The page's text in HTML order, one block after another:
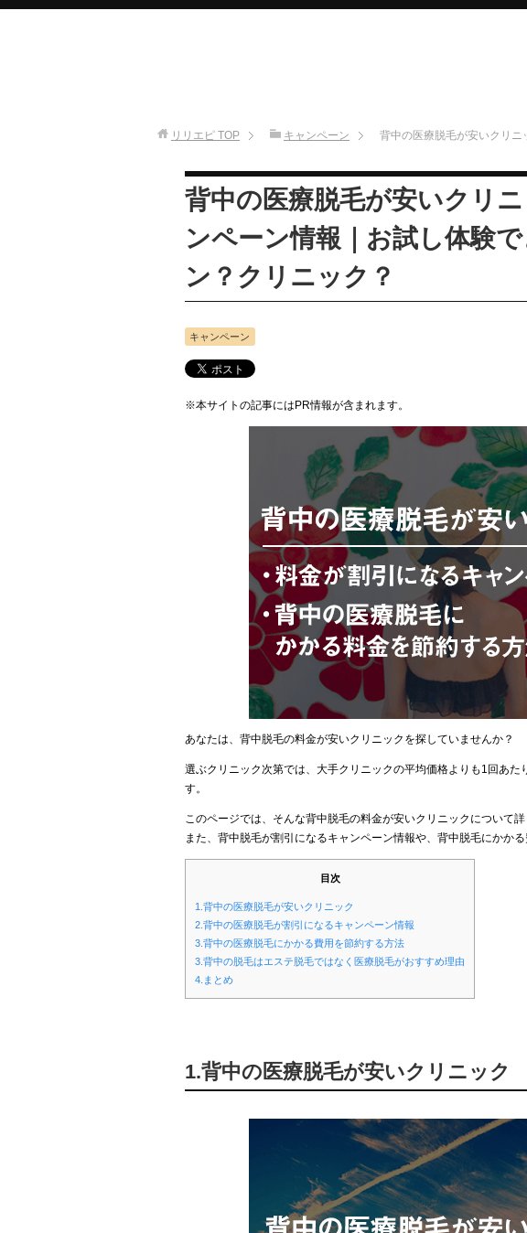
リリエピ TOP キャンペーン 背中の医療脱毛が安いクリニ
背中の医療脱毛が安いクリ
ンペーン情報｜お試し体験
ン？クリニック？
キャンペーン
※本サイトの記事にはPR情報が含まれます。
あなたは、背中脱毛の料金が安いクリニックを探していませんか？
選ぶクリニック次第では、大手クリニックの平均価格よりも1回あた
す。
このページでは、そんな背中脱毛の料金が安いクリニックについて詳
また、背中脱毛が割引になるキャンペーン情報や、背中脱毛にかか
目次
1.背中の医療脱毛が安いクリニック
2.背中の医療脱毛が割引になるキャンペーン情報
3.背中の医療脱毛にかかる費用を節約する方法
3.背中の脱毛はエステ脱毛ではなく医療脱毛がおすすめ理由
4.まとめ
1.背中の医療脱毛が安いクリニック